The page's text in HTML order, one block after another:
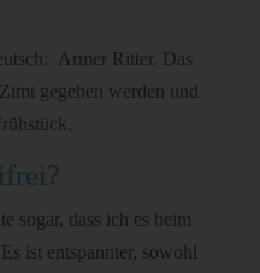
Armer Ritter. Das
gegeben werden und
sogar, dass ich es beim
ist entspannter, sowohl